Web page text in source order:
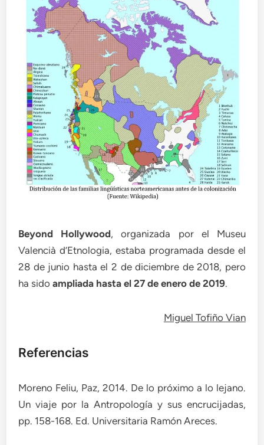
Beyond Hollywood, organizada por el Museu
Valencià d’Etnologia, estaba programada desde el
28 de junio hasta el 2 de diciembre de 2018, pero
ha sidoampliada hasta el 27 de enero de 2019.
Miguel Tofiño Vian
Referencias
Moreno Feliu, Paz, 2014. De lo próximo a lo lejano.
Un viaje por la Antropología y sus encrucijadas,
pp. 158-168. Ed. Universitaria Ramón Areces.